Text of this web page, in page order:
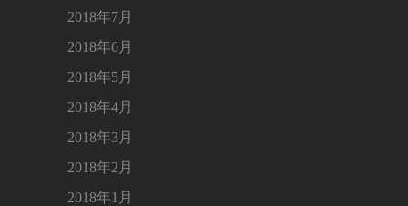
2018年7月
2018年6月
2018年5月
2018年4月
2018年3月
2018年2月
2018年1月